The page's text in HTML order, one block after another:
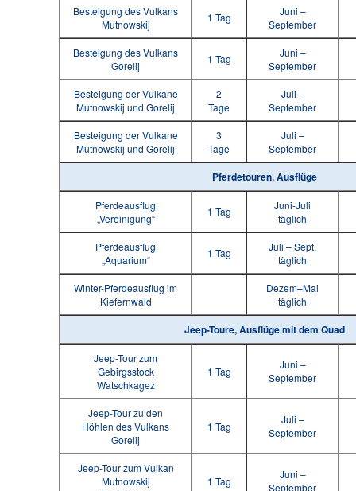
Besteigung des Vulkans
Mutnowskij
1 Tag
Juni –
September
Besteigung des Vulkans
Gorelij
1 Tag
Juni –
September
Besteigung der Vulkane
Mutnowskij und Gorelij
2
Tage
Juli –
September
Besteigung der Vulkane
Mutnowskij und Gorelij
3
Tage
Juli –
September
Pferdetouren, Ausflüge
Pferdeausflug
„Vereinigung“
1 Tag
Juni-Juli
täglich
Pferdeausflug
„Aquarium“
1 Tag
Juli – Sept.
täglich
Winter-Pferdeausflug im
Kiefernwald
Dezem–Mai
täglich
Jeep-Toure, Ausflüge mit dem Quad
Jeep-Tour zum
Gebirgsstock
Watschkagez
1 Tag
Juni –
September
Jeep-Tour zu den
Höhlen des Vulkans
Gorelij
1 Tag
Juli –
September
Jeep-Tour zum Vulkan
Mutnowskij
1 Tag
Juni –
September